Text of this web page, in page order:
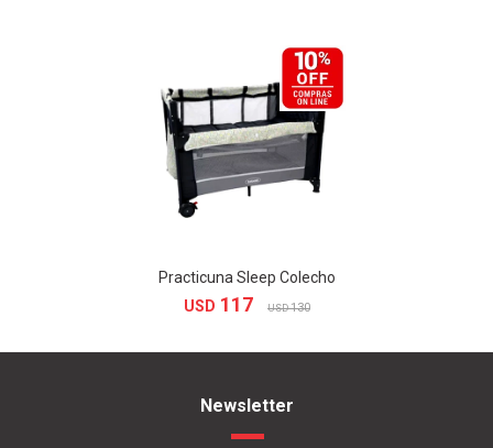
Practicuna Sleep Colecho
USD 117 USD 130
Newsletter